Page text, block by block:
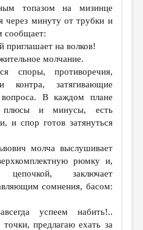
топазом на мизинце
через минуту от трубки и
сообщает:
приглашает на волков!
молчание.
споры, противоречия,
контра, затягивающие
вопроса. В каждом плане
плюсы и минусы, есть
и спор готов затянуться
молча выслушивает
рюмку и,
заключает
сомнения, басом:
успеем набить!..
предлагаю ехать за